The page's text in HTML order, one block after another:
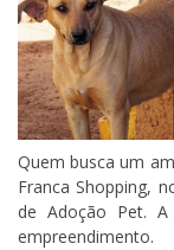
Quem busca um
Franca Shopping,
de Adoção Pet.
empreendimento.